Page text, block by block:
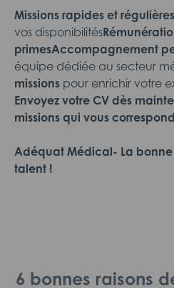
Missions rapides et régulières
vos disponibilités
primesAccompagnement
équipe dédiée au secteur
missions pour enrichir votre
Envoyez votre CV dès
missions qui vous
Adéquat Médical- La bonne
talent !
6 bonnes raisons